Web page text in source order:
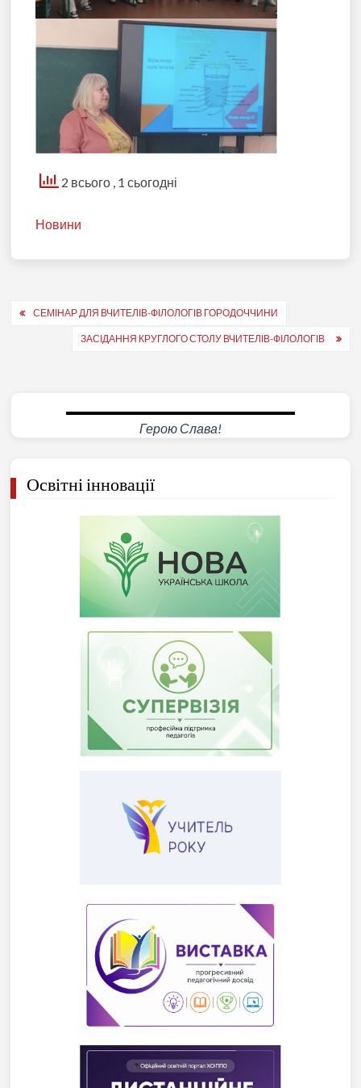
2 всього , 1 сьогодні
Новини
Навігація
записів
СЕМІНАР ДЛЯ ВЧИТЕЛІВ-ФІЛОЛОГІВ ГОРОДОЧЧИНИ
ЗАСІДАННЯ КРУГЛОГО СТОЛУ ВЧИТЕЛІВ-ФІЛОЛОГІВ
Герою Слава!
Освітні інновації